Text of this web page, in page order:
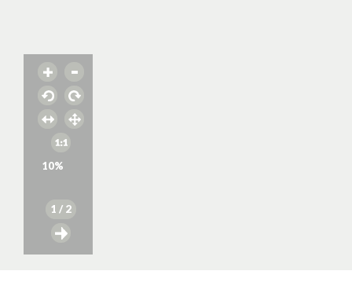
10%
1 / 2